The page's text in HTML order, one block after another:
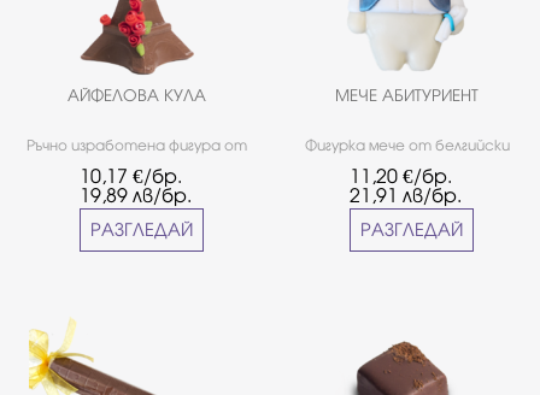
АЙФЕЛОВА КУЛА
Ръчно изработена фигура от
Callebaut с декорация.
10,17€/бр.
19,89лв/бр.
РАЗГЛЕДАЙ
МЕЧЕ АБИТУРИЕНТ
Фигурка мече от белгийски
декорирано за
абитуриентските
бъде наличен във фирмените
ни магазини до изчерпване на
11,20€/бр.
21,91лв/бр.
РАЗГЛЕДАЙ